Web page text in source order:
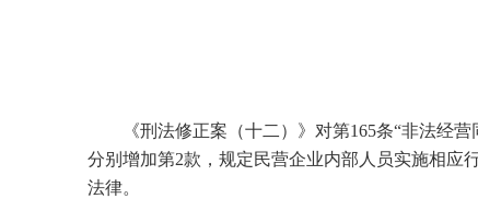
《刑法修正案（十二）》对第165条“非法经营
分别增加第2款，规定民营企业内部人员实施相应
法律。